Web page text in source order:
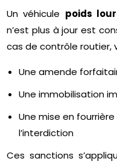
Un véhicule poids
n’est plus à jour est
cas de contrôle routier,
Une amende
Une immobilisation
Une mise en
l’interdiction
Ces sanctions